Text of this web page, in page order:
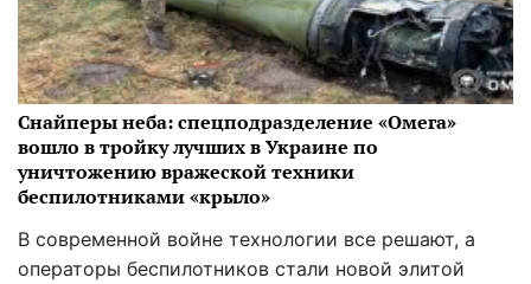
Снайперы неба: спецподразделение «Омега»
вошло в тройку лучших в Украине по
уничтожению вражеской техники
беспилотниками «крыло»
В современной войне технологии все решают, а
операторы беспилотников стали новой элитой